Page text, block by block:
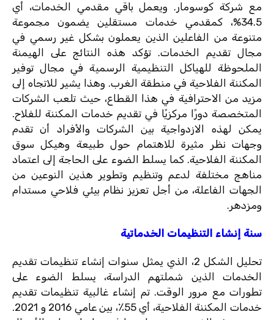
مع شركة كوسومار. ويعمل باقي مقدمي الخدمات، أي
34.5%، كمقدمي خدمات مستقلين يضمون مجموعة
متنوعة من الفاعلين الذين يعملون بشكل غير رسمي في
مجال تقديم الخدمات. تؤكد هذه النتائج على الهيمنة
الملحوظة للهياكل التنظيمية الرسمية في مجال توفير
المكننة الفلاحية في منطقة الغرب. وهذا يشير للاتجاه إلى
مزيد من الاحترافية في هذا القطاع، حيث تلعب الشركات
المتخصصة دورًا مركزيًا في تقديم خدمات المكننة للفلاح.
يمكن لهذه الازدواجية بين الشركات والأفراد أن تقدم
وجهات نظر مثيرة للاهتمام حول طبيعة وهيكل سوق
المكننة الفلاحية. كما يسلط الضوء على الحاجة إلى اعتماد
مناهج مختلفة لدعم وتنظيم وتطوير هذين النوعين من
الجهات الفاعلة، من أجل تعزيز نظام بيئي فلاحي مستدام
ومزدهر.
سنة إنشاء التنظيمات الخدماتية
تحليل الشكل 2، الذي يمثل سنوات إنشاء تنظيمات تقديم
الخدمات الذين شملتهم الدراسة، يسلط الضوء على
تطورات مع مرور الوقت. تم إنشاء غالبية تنظيمات تقديم
خدمات المكننة الفلاحية، أي 55٪، بين عامي 2016 و 2021.